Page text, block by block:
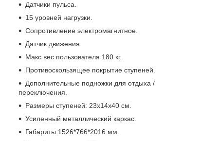
Датчики пульса.
15 уровней нагрузки.
Сопротивление электромагнитное.
Датчик движения.
Макс вес пользователя 180 кг.
Противоскользящее покрытие ступеней.
Дополнительные подножки для отдыха /
переключения.
Размеры ступеней: 23х14х40 см.
Усиленный металлический каркас.
Габариты 1526*766*2016 мм.